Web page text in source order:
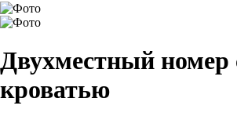
Двухместный номер
кроватью